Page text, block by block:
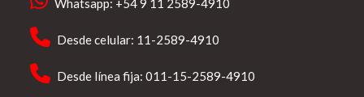
Whatsapp: +54 9 11 2589-4910
Desde celular: 11-2589-4910
Desde línea fija: 011-15-2589-4910